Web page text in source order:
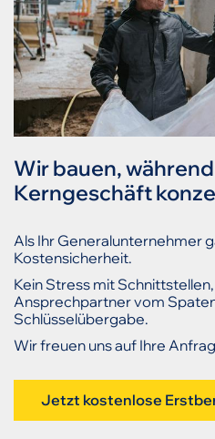
Wir bauen,
Kerngeschäft
Als Ihr Generalunternehmer
Kostensicherheit.
Kein Stress mit
Ansprechpartner vom
Schlüsselübergabe.
Wir freuen uns auf Ihre
Jetzt kostenlose